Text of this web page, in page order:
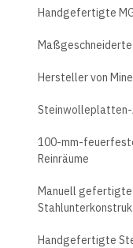
Handgefertigte
Hersteller von
100-mm-
Reinräume
Manuell
Handgefertigte